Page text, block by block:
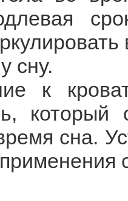
сну.
к
который
сна.